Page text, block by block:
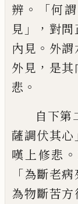
辨 。「何
見 」， 對問
內見 。 外謂
外見 ， 是其
悲 。
自下第
薩調伏其心
嘆上修悲 。
「為斷老
為物斷苦